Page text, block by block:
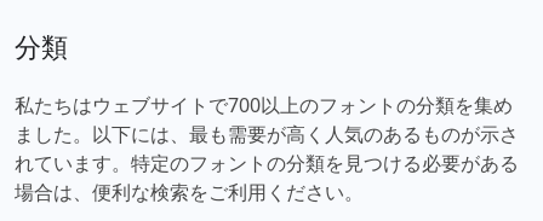
分類
私たちはウェブサイトで700以上のフォントの分類を集め
ました。以下には、最も需要が高く人気のあるものが示さ
れています。特定のフォントの分類を見つける必要がある
場合は、便利な検索をご利用ください。